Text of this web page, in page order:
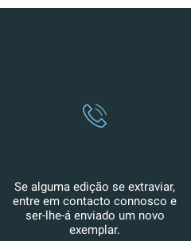
Se alguma edição se extraviar,
entre em contacto connosco e
ser-lhe-á enviado um novo
exemplar.